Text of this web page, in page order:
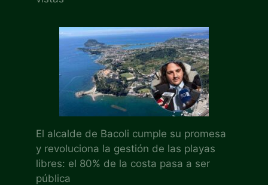
El alcalde de Bacoli cumple su promesa
y revoluciona la gestión de las playas
libres: el 80% de la costa pasa a ser
pública